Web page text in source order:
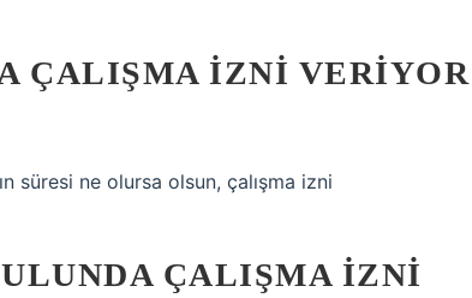
ÇALIŞMA IZNI VERIYOR
süresi ne olursa olsun, çalışma izni
ÇALIŞMA IZNI